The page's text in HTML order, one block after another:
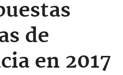
de
en 2017